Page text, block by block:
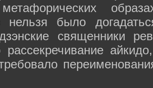
нельзя было
священники